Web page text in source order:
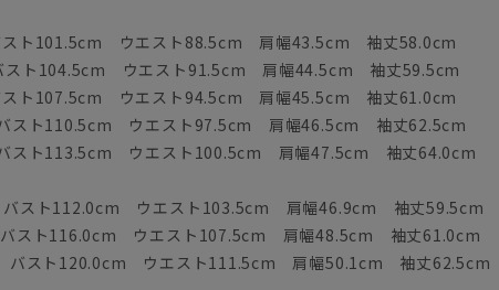
スト101.5cm ウエスト88.5cm 肩幅43.5cm 袖丈58.0cm
スト104.5cm ウエスト91.5cm 肩幅44.5cm 袖丈59.5cm
スト107.5cm ウエスト94.5cm 肩幅45.5cm 袖丈61.0cm
スト110.5cm ウエスト97.5cm 肩幅46.5cm 袖丈62.5cm
スト113.5cm ウエスト100.5cm 肩幅47.5cm 袖丈64.0cm
バスト112.0cm ウエスト103.5cm 肩幅46.9cm 袖丈59.5cm
バスト116.0cm ウエスト107.5cm 肩幅48.5cm 袖丈61.0cm
バスト120.0cm ウエスト111.5cm 肩幅50.1cm 袖丈62.5cm